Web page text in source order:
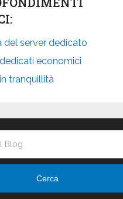
del server dedicato
economici
tranquillità
Cerca